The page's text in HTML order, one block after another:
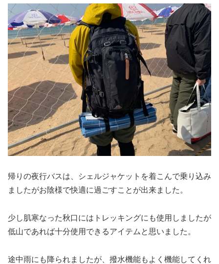
帰りの夜行バスは、シェルジャケットを着こんで乗り込み
ましたがお陰様で快適に過ごすことが出来ました。
少し肌寒なった秋口にはトレッキングにも使用しましたが
低山であれば十分使用できるアイテムと思いました。
途中雨にも降られましたが、撥水機能もよく機能してくれ